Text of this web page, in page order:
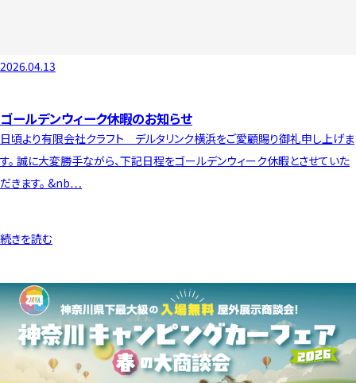
2026.04.13
ゴールデンウィーク休暇のお知らせ
日頃より有限会社クラフト デルタリンク横浜をご愛顧賜り御礼申し上げま
す。 誠に大変勝手ながら、下記日程をゴールデンウィーク休暇とさせていた
だきます。 &nb…
続きを読む